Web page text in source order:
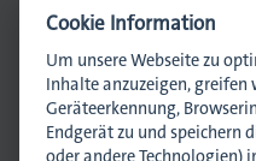
Gedruckt.
Ansprechpartner
Cookie Information
Um unsere Webseite zu
Inhalte anzuzeigen,
Geräteerkennung,
Endgerät zu und speichern